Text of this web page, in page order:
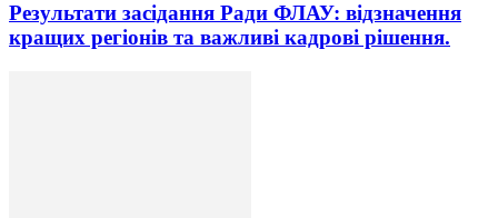
Результати засідання Ради ФЛАУ: відзначення
кращих регіонів та важливі кадрові рішення.